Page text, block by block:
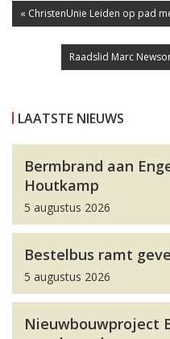
« ChristenUnie Leiden op pad
Raadslid Marc
LAATSTE NIEUWS
Bermbrand aan
Houtkamp
5 augustus 2026
Bestelbus ramt
5 augustus 2026
Nieuwbouwproject